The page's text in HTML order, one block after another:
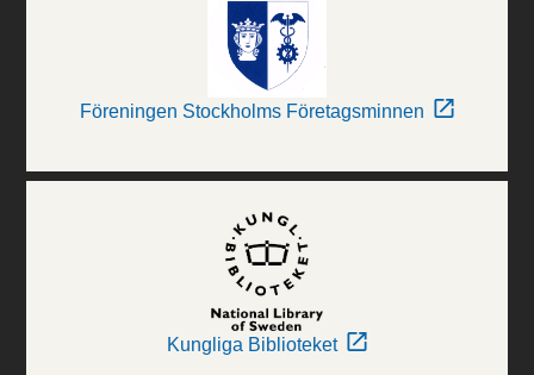
Föreningen Stockholms Företagsminnen
Kungliga Biblioteket